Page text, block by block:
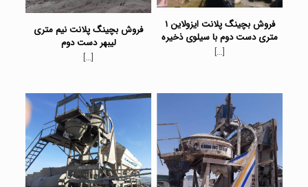
فروش بچینگ پلانت ایزولاین ۱
متری دست دوم با سیلوی ذخیره
[…]
فروش بچینگ پلانت نیم متری
لیبهر دست دوم
[…]